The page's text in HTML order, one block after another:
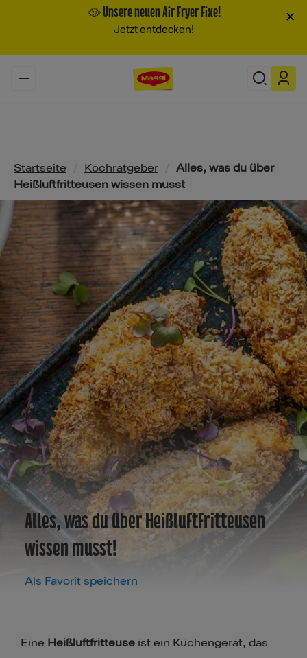
🥘 Unsere neuen Air Fryer Fixe!
Jetzt entdecken!
×
Pfadnavigation
Startseite Kochratgeber
Alles, was du über
Heißluftfritteusen wissen musst
Alles, was du über Heißluftfritteusen
wissen musst!
Als Favorit speichern
Eine Heißluftfritteuse ist ein Küchengerät, das